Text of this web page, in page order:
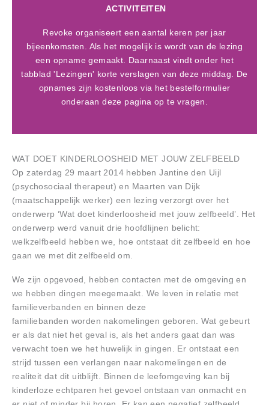
ACTIVITEITEN
Revoke organiseert een aantal keren per jaar
bijeenkomsten. Als het mogelijk is wordt van de lezing
een opname gemaakt. Daarnaast vindt onder het
tabblad 'Lezingen' korte verslagen van deze middag. De
opnames zijn kostenloos via het bestelformulier
onderaan deze pagina op te vragen.
WAT DOET KINDERLOOSHEID MET JOUW ZELFBEELD
Op zaterdag 29 maart 2014 hebben Jantine den Uijl
(psychosociaal therapeut) en Maarten van Dijk
(maatschappelijk werker) een lezing verzorgt over het
onderwerp ‘Wat doet kinderloosheid met jouw zelfbeeld’. Het
onderwerp werd vanuit drie hoofdlijnen belicht:
welkzelfbeeld hebben we, hoe ontstaat dit zelfbeeld en hoe
gaan we met dit zelfbeeld om.
We zijn opgevoed, hebben contacten met de omgeving en
we hebben dingen meegemaakt. We leven in relatie met
familieverbanden en binnen deze
familiebanden worden nakomelingen geboren. Wat gebeurt
er als dat niet het geval is, als het anders gaat dan was
verwacht toen we het huwelijk in gingen. Er ontstaat een
strijd tussen een verlangen naar nakomelingen en de
realiteit dat dit uitblijft. Binnen de leefomgeving kan bij
kinderloze echtparen het gevoel ontstaan van onmacht en